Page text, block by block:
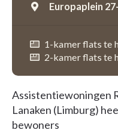
Europaplein
1-kamer flats te
2-kamer flats te
Assistentiewoningen
Lanaken (Limburg)
bewoners